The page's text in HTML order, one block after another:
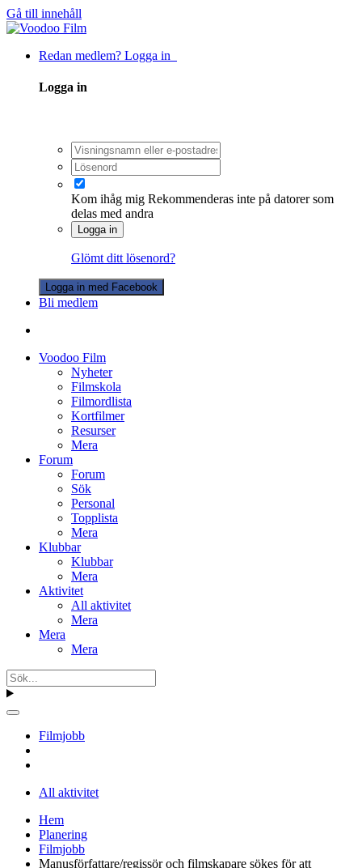
Gå till innehåll
Redan medlem? Logga in
Logga in
Kom ihåg mig Rekommenderas inte på datorer som
delas med andra
Logga in
Glömt ditt lösenord?
Logga in med Facebook
Bli medlem
Voodoo Film
Nyheter
Filmskola
Filmordlista
Kortfilmer
Resurser
Mera
Forum
Forum
Sök
Personal
Topplista
Mera
Klubbar
Klubbar
Mera
Aktivitet
All aktivitet
Mera
Mera
Mera
Filmjobb
All aktivitet
Hem
Planering
Filmjobb
Manusförfattare/regissör och filmskapare sökes för att